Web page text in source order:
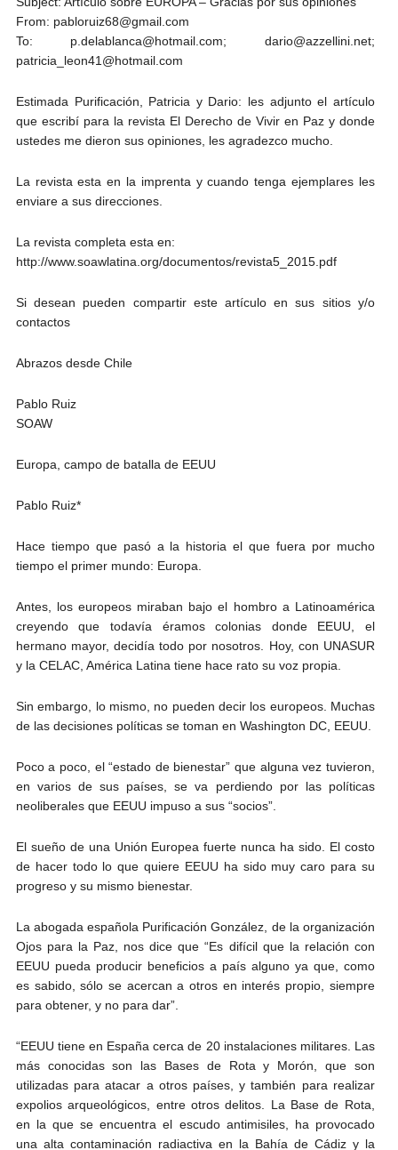
From: pabloruiz68@gmail.com
To: p.delablanca@hotmail.com; dario@azzellini.net;
patricia_leon41@hotmail.com
Estimada Purificación, Patricia y Dario: les adjunto el artículo
que escribí para la revista El Derecho de Vivir en Paz y donde
ustedes me dieron sus opiniones, les agradezco mucho.
La revista esta en la imprenta y cuando tenga ejemplares les
enviare a sus direcciones.
La revista completa esta en:
http://www.soawlatina.org/documentos/revista5_2015.pdf
Si desean pueden compartir este artículo en sus sitios y/o
contactos
Abrazos desde Chile
Pablo Ruiz
SOAW
Europa, campo de batalla de EEUU
Pablo Ruiz*
Hace tiempo que pasó a la historia el que fuera por mucho
tiempo el primer mundo: Europa.
Antes, los europeos miraban bajo el hombro a Latinoamérica
creyendo que todavía éramos colonias donde EEUU, el
hermano mayor, decidía todo por nosotros. Hoy, con UNASUR
y la CELAC, América Latina tiene hace rato su voz propia.
Sin embargo, lo mismo, no pueden decir los europeos. Muchas
de las decisiones políticas se toman en Washington DC, EEUU.
Poco a poco, el “estado de bienestar” que alguna vez tuvieron,
en varios de sus países, se va perdiendo por las políticas
neoliberales que EEUU impuso a sus “socios”.
El sueño de una Unión Europea fuerte nunca ha sido. El costo
de hacer todo lo que quiere EEUU ha sido muy caro para su
progreso y su mismo bienestar.
La abogada española Purificación González, de la organización
Ojos para la Paz, nos dice que “Es difícil que la relación con
EEUU pueda producir beneficios a país alguno ya que, como
es sabido, sólo se acercan a otros en interés propio, siempre
para obtener, y no para dar”.
“EEUU tiene en España cerca de 20 instalaciones militares. Las
más conocidas son las Bases de Rota y Morón, que son
utilizadas para atacar a otros países, y también para realizar
expolios arqueológicos, entre otros delitos. La Base de Rota,
en la que se encuentra el escudo antimisiles, ha provocado
una alta contaminación radiactiva en la Bahía de Cádiz y la